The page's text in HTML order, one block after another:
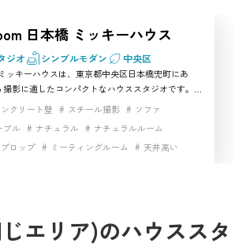
区の撮影スタジオとしておすすめです。
ム
・小物充実 家具充実
生活シーン
白基調インテリア 白壁 自然光
高速インターネット
日本橋 ミッキーハウス
ジオ シンプルモダン 中央区
ッキーハウスは、東京都中央区日本橋兜町にあ
影に適したコンパクトなハウススタジオです。茅
で、ソファ、テーブル、キッチン、テレビ、漫
自宅のようなシーンを演出できる設備が充実してい
イブ配信、インタビュー、商品紹介、日常生活を
動画撮影まで幅広く対応。Wi-Fiと有線LANも利用
ンクリート壁 スチール撮影
ソファ
ブル
ナチュラル
ナチュラルルーム
プロップ ミーティングルーム
天井高い
エリア)のハウススタ